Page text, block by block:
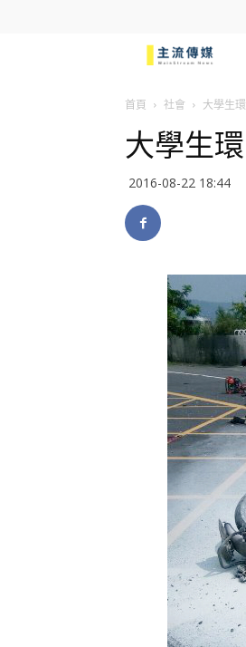
傳
首頁 社會 大學生
大學生
2016-08-22 18:44